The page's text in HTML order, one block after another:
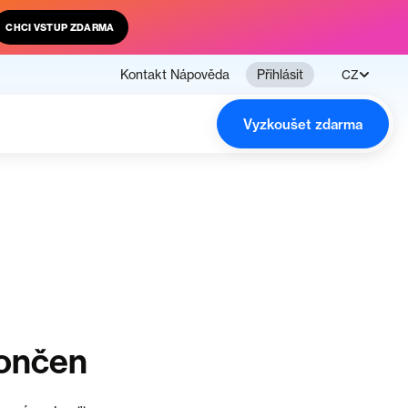
CHCI VSTUP ZDARMA
Kontakt Nápověda Přihlásit CZ
Vyzkoušet zdarma